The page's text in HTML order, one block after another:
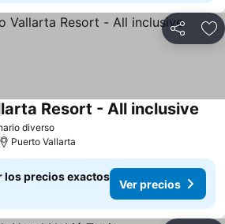
Compartir
diverso
Resort - All inclusive
Puerto Vallarta
los precios exactos
Ver precios